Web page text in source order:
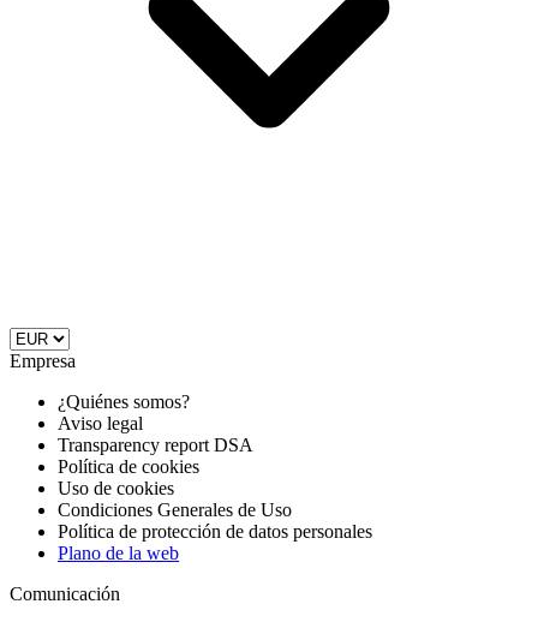
Empresa
¿Quiénes somos?
Aviso legal
Transparency report DSA
Política de cookies
Uso de cookies
Condiciones Generales de Uso
Política de protección de datos personales
Plano de la web
Comunicación